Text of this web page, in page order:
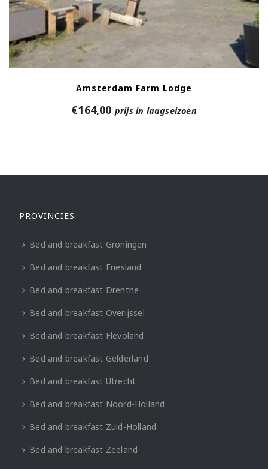
Amsterdam Farm Lodge
€164,00 prijs in laagseizoen
PROVINCIES
Bed and breakfast Groningen
Bed and breakfast Friesland
Bed and breakfast Drenthe
Bed and breakfast Overijssel
Bed and breakfast Flevoland
Bed and breakfast Gelderland
Bed and breakfast Utrecht
Bed and breakfast Noord-Holland
Bed and breakfast Zuid-Holland
Bed and breakfast Zeeland